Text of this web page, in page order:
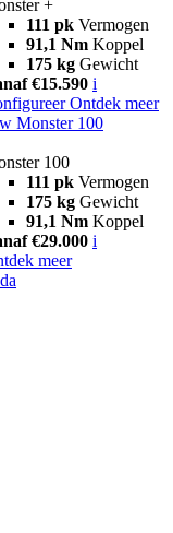
+
111 pk Vermogen
91,1 Nm Koppel
175 kg Gewicht
€15.590 i
Ontdek meer
Monster 100
100
111 pk Vermogen
175 kg Gewicht
91,1 Nm Koppel
€29.000 i
meer